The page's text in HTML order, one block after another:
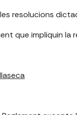
resolucions
que impliquin